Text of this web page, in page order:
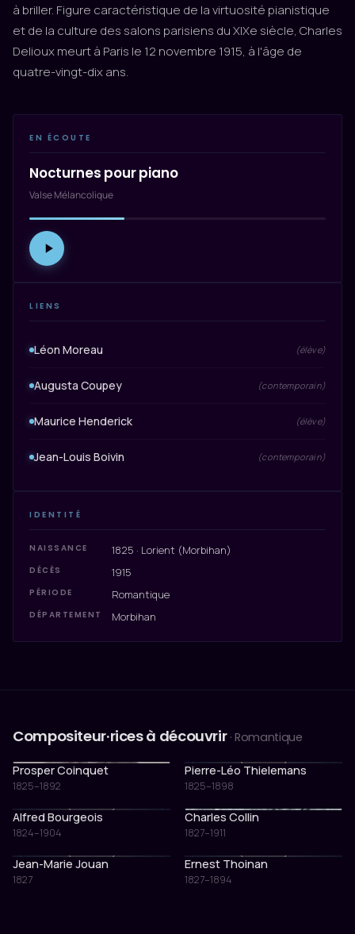
à briller. Figure caractéristique de la virtuosité pianistique
et de la culture des salons parisiens du XIXe siècle, Charles
Delioux meurt à Paris le 12 novembre 1915, à l'âge de
quatre-vingt-dix ans.
EN ÉCOUTE
Nocturnes pour piano
Valse Mélancolique
LIENS
Léon Moreau (élève)
Augusta Coupey (contemporain)
Maurice Henderick (élève)
Jean-Louis Boivin (contemporain)
IDENTITÉ
NAISSANCE 1825 · Lorient (Morbihan)
DÉCÈS 1915
PÉRIODE Romantique
DÉPARTEMENT Morbihan
Compositeur·rices à découvrir · Romantique
Prosper Coinquet
1825–1892
Pierre-Léo Thielemans
1825–1898
Alfred Bourgeois
1824–1904
Charles Collin
1827–1911
Jean-Marie Jouan
1827
Ernest Thoinan
1827–1894